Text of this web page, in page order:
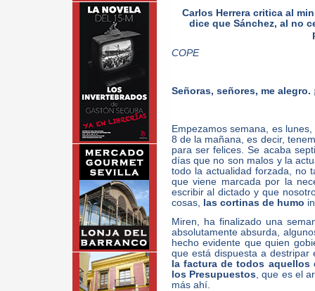
Carlos Herrera critica al
dice que Sánchez, al no
COPE
Señoras, señores, me alegro.
Empezamos semana, es
8 de la mañana, es decir,
para ser felices. Se acaba
días que no son malos y la
todo la actualidad forzada, no
que viene marcada por la
escribir al dictado y que
cosas, las cortinas de humo
Miren, ha finalizado una
absolutamente absurda,
hecho evidente que quien
que está dispuesta a
la factura de todos
los Presupuestos, que es el
más ahí.